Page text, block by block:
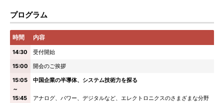
プログラム
時間 内容
14:30
受付開始
15:00
開会のご挨拶
15:05
～
15:45
中国企業の半導体、システム技術力を探る
アナログ、パワー、デジタルなど、エレクトロニクスのさまざまな分野